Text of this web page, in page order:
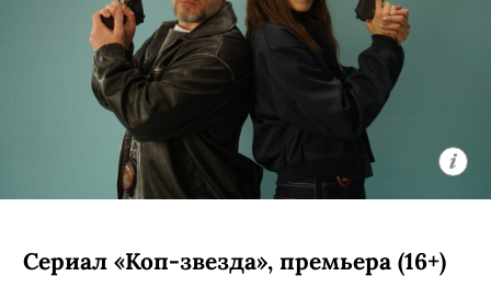
Сериал «Коп-звезда», премьера (16+)